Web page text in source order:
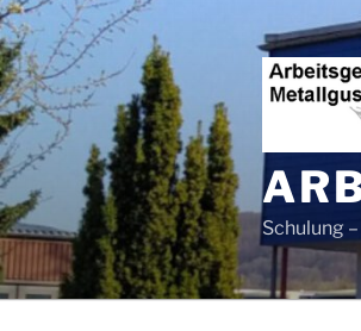
Zum
Inhalt
springen
Schulung